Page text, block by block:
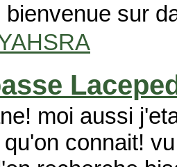
bienvenue sur
moi aussi
connait!